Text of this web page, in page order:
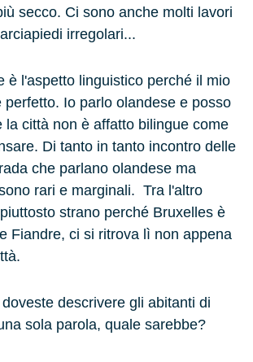
secco. Ci sono anche molti lavori
irregolari...
è l'aspetto linguistico perché il mio
perfetto. Io parlo olandese e posso
la città non è affatto bilingue come
Di tanto in tanto incontro delle
che parlano olandese ma
rari e marginali. Tra l'altro
strano perché Bruxelles è
Fiandre, ci si ritrova lì non appena
descrivere gli abitanti di
sola parola, quale sarebbe?